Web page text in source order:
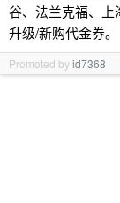
谷、法兰克福、
升级/新购代金券。
Promoted byid7368